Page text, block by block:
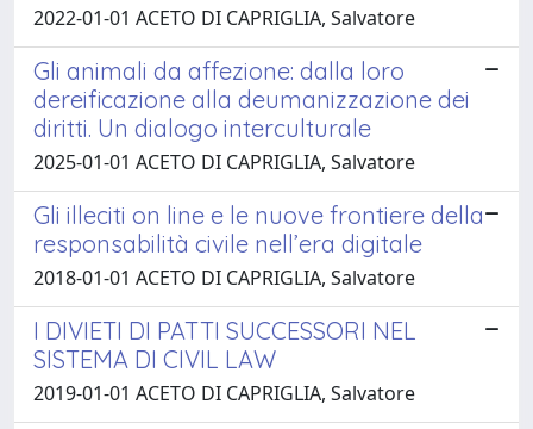
2022-01-01 ACETO DI CAPRIGLIA, Salvatore
Gli animali da affezione: dalla loro
dereificazione alla deumanizzazione dei
diritti. Un dialogo interculturale
2025-01-01 ACETO DI CAPRIGLIA, Salvatore
Gli illeciti on line e le nuove frontiere della
responsabilità civile nell’era digitale
2018-01-01 ACETO DI CAPRIGLIA, Salvatore
I DIVIETI DI PATTI SUCCESSORI NEL
SISTEMA DI CIVIL LAW
2019-01-01 ACETO DI CAPRIGLIA, Salvatore